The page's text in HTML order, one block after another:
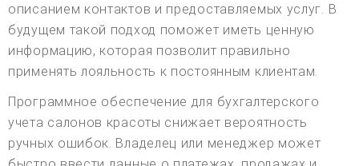
описанием контактов и предоставляемых услуг. В
будущем такой подход поможет иметь ценную
информацию, которая позволит правильно
применять лояльность к постоянным клиентам.
Программное обеспечение для бухгалтерского
учета салонов красоты снижает вероятность
ручных ошибок. Владелец или менеджер может